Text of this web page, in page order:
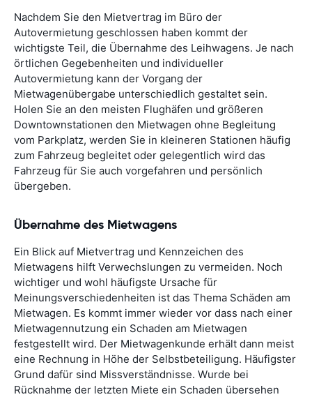
Nachdem Sie den Mietvertrag im Büro der
Autovermietung geschlossen haben kommt der
wichtigste Teil, die Übernahme des Leihwagens. Je nach
örtlichen Gegebenheiten und individueller
Autovermietung kann der Vorgang der
Mietwagenübergabe unterschiedlich gestaltet sein.
Holen Sie an den meisten Flughäfen und größeren
Downtownstationen den Mietwagen ohne Begleitung
vom Parkplatz, werden Sie in kleineren Stationen häufig
zum Fahrzeug begleitet oder gelegentlich wird das
Fahrzeug für Sie auch vorgefahren und persönlich
übergeben.
Übernahme des Mietwagens
Ein Blick auf Mietvertrag und Kennzeichen des
Mietwagens hilft Verwechslungen zu vermeiden. Noch
wichtiger und wohl häufigste Ursache für
Meinungsverschiedenheiten ist das Thema Schäden am
Mietwagen. Es kommt immer wieder vor dass nach einer
Mietwagennutzung ein Schaden am Mietwagen
festgestellt wird. Der Mietwagenkunde erhält dann meist
eine Rechnung in Höhe der Selbstbeteiligung. Häufigster
Grund dafür sind Missverständnisse. Wurde bei
Rücknahme der letzten Miete ein Schaden übersehen